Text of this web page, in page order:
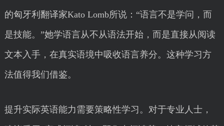
的匈牙利翻译家Kato Lomb所说：“语言不是学问，而
是技能。”她学语言从不从语法开始，而是直接从阅读
文本入手，在真实语境中吸收语言养分。这种学习方
法值得我们借鉴。
提升实际英语能力需要策略性学习。对于专业人士，